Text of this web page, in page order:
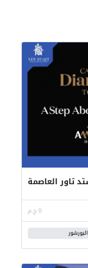
تاور العاصمة
0 ج.م
البورشور